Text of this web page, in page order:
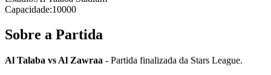
Capacidade:10000
Sobre a Partida
Al Talaba vs Al Zawraa - Partida finalizada da Stars League.